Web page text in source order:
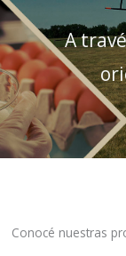
A
Conocé nuestras